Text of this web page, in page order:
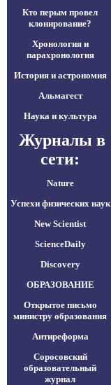
Кто перым провел
клонирование?
Хронология и
парахронология
История и астрономия
Альмагест
Наука и культура
Журналы в
сети:
Nature
Успехи физических наук
New Scientist
ScienceDaily
Discovery
ОБРАЗОВАНИЕ
Открытое письмо
министру образования
Антиреформа
Соросовский
образовательный
журнал